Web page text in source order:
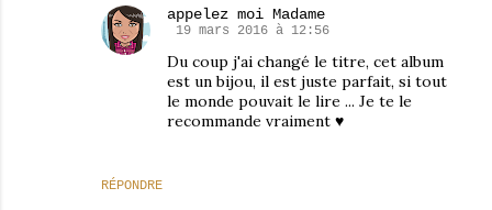
RÉPONDRE
appelez moi Madame
19 mars 2016 à 12:56
Du coup j'ai changé le titre, cet album
est un bijou, il est juste parfait, si tout
le monde pouvait le lire ... Je te le
recommande vraiment ♥